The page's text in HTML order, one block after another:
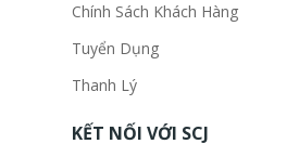
Chính Sách Khách Hàng
Tuyển Dụng
Thanh Lý
KẾT NỐI VỚI SCJ